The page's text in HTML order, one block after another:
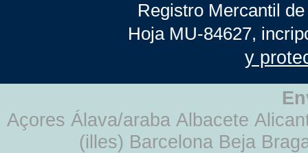
Registro Mercantil
Hoja MU-84627,
y
Açores Álava/araba Albacete
(illes) Barcelona Beja